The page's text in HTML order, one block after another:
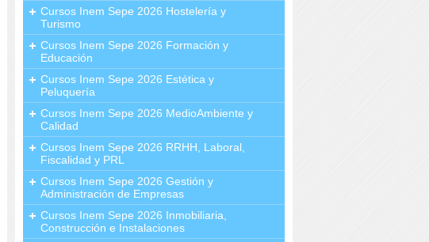
Cursos Inem Sepe 2026 Hostelería y
Turismo
Cursos Inem Sepe 2026 Formación y
Educación
Cursos Inem Sepe 2026 Estética y
Peluquería
Cursos Inem Sepe 2026 MedioAmbiente y
Calidad
Cursos Inem Sepe 2026 RRHH, Laboral,
Fiscalidad y PRL
Cursos Inem Sepe 2026 Gestión y
Administración de Empresas
Cursos Inem Sepe 2026 Inmobiliaria,
Construcción e Instalaciones